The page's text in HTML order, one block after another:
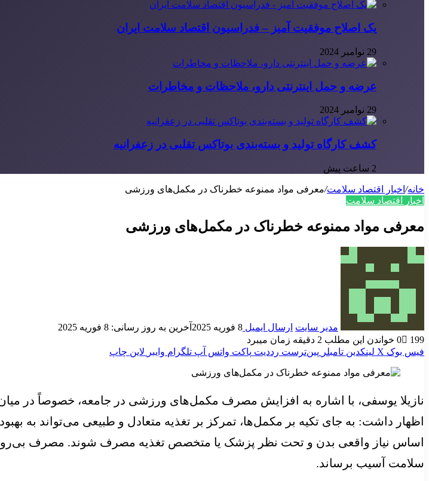
یک اصلاح موفقیت آمیز – فدراسیون اقتصاد سلامت ایران
29 نوامبر 2024
عرضه و حمل اینترنتی دارو، ملاحظات و مخاطرات
29 نوامبر 2024
کشف کارگاه تولید و بسته‌بندی بوتاکس تقلبی در زعفرانیه
2 ساعت پیش
خانه/ اخبار اقتصاد سلامت/معرفی مواد ممنوعه خطرناک در مکمل‌های ورزشی
اخبار اقتصاد سلامت
معرفی مواد ممنوعه خطرناک در مکمل‌های ورزشی
مدیر سایت ارسال ایمیل 8 فوریه 2025
آخرین به روز رسانی: 8 فوریه 2025
0
199
خواندن این مطلب 2 دقیقه زمان میبرد
فیس بوک X لینکدین ‫تامبلر ‫پین‌ترست ‫رددیت پاکت واتس آپ تلگرام وایبر لاین چاپ
نازیلا یوسفی، با اشاره به افزایش مصرف مکمل‌های ورزشی در جامعه، خصوصاً در
اظهار داشت: به جای تکیه بر مکمل‌ها، تمرکز بر تغذیه متعادل و طبیعی می‌تواند به
اساس نیاز واقعی بدن و تحت نظر پزشک یا متخصص تغذیه مصرف شوند. مصرف بی‌رویه
سلامت آسیب برساند.